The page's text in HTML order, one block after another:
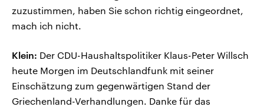
zuzustimmen, haben Sie schon richtig eingeordnet,
mach ich nicht.
Klein: Der CDU-Haushaltspolitiker Klaus-Peter Willsch
heute Morgen im Deutschlandfunk mit seiner
Einschätzung zum gegenwärtigen Stand der
Griechenland-Verhandlungen. Danke für das